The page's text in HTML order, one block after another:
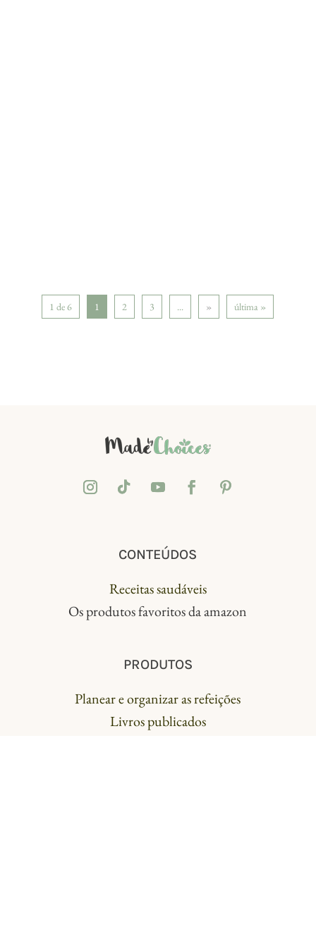
1 de 6 1 2 3 ... » última »
CONTEÚDOS
Receitas saudáveis
Os produtos favoritos da amazon
PRODUTOS
Planear e organizar as refeições
Livros publicados